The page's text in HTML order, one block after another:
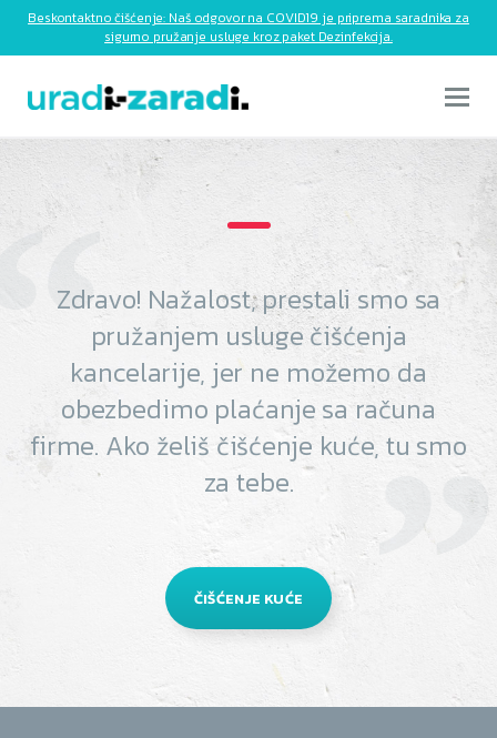
Beskontaktno čišćenje: Naš odgovor na COVID19 je priprema saradnika za
sigurno pružanje usluge kroz paket Dezinfekcija.
Zdravo! Nažalost, prestali smo sa
pružanjem usluge čišćenja
kancelarije, jer ne možemo da
obezbedimo plaćanje sa računa
firme. Ako želiš čišćenje kuće, tu smo
za tebe.
ČIŠĆENJE KUĆE